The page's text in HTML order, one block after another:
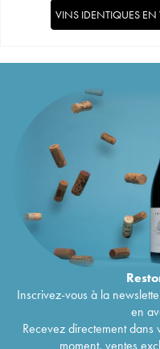
VINS IDENTIQUES EN
Inscrivez-vous à la
en
Recevez directement
moment, ventes